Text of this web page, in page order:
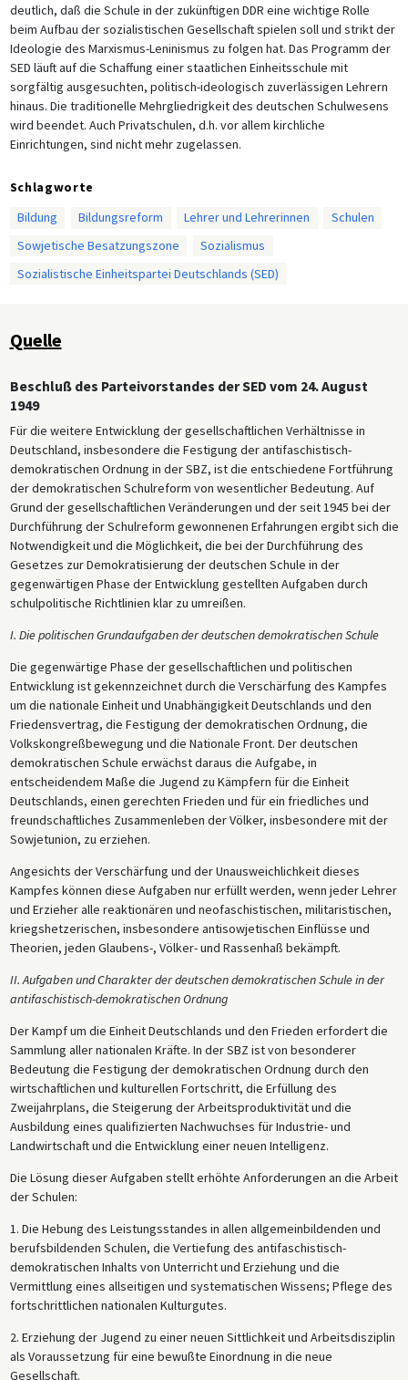
deutlich, daß die Schule in der zukünftigen DDR eine wichtige Rolle
beim Aufbau der sozialistischen Gesellschaft spielen soll und strikt der
Ideologie des Marxismus-Leninismus zu folgen hat. Das Programm der
SED läuft auf die Schaffung einer staatlichen Einheitsschule mit
sorgfältig ausgesuchten, politisch-ideologisch zuverlässigen Lehrern
hinaus. Die traditionelle Mehrgliedrigkeit des deutschen Schulwesens
wird beendet. Auch Privatschulen, d.h. vor allem kirchliche
Einrichtungen, sind nicht mehr zugelassen.
Schlagworte
Bildung
Bildungsreform Lehrer und Lehrerinnen
Schulen
Sowjetische Besatzungszone
Sozialismus
Sozialistische Einheitspartei Deutschlands (SED)
Quelle
Beschluß des Parteivorstandes der SED vom 24. August
1949
Für die weitere Entwicklung der gesellschaftlichen Verhältnisse in
Deutschland, insbesondere die Festigung der antifaschistisch-
demokratischen Ordnung in der SBZ, ist die entschiedene Fortführung
der demokratischen Schulreform von wesentlicher Bedeutung. Auf
Grund der gesellschaftlichen Veränderungen und der seit 1945 bei der
Durchführung der Schulreform gewonnenen Erfahrungen ergibt sich die
Notwendigkeit und die Möglichkeit, die bei der Durchführung des
Gesetzes zur Demokratisierung der deutschen Schule in der
gegenwärtigen Phase der Entwicklung gestellten Aufgaben durch
schulpolitische Richtlinien klar zu umreißen.
I. Die politischen Grundaufgaben der deutschen demokratischen Schule
Die gegenwärtige Phase der gesellschaftlichen und politischen
Entwicklung ist gekennzeichnet durch die Verschärfung des Kampfes
um die nationale Einheit und Unabhängigkeit Deutschlands und den
Friedensvertrag, die Festigung der demokratischen Ordnung, die
Volkskongreßbewegung und die Nationale Front. Der deutschen
demokratischen Schule erwächst daraus die Aufgabe, in
entscheidendem Maße die Jugend zu Kämpfern für die Einheit
Deutschlands, einen gerechten Frieden und für ein friedliches und
freundschaftliches Zusammenleben der Völker, insbesondere mit der
Sowjetunion, zu erziehen.
Angesichts der Verschärfung und der Unausweichlichkeit dieses
Kampfes können diese Aufgaben nur erfüllt werden, wenn jeder Lehrer
und Erzieher alle reaktionären und neofaschistischen, militaristischen,
kriegshetzerischen, insbesondere antisowjetischen Einflüsse und
Theorien, jeden Glaubens-, Völker- und Rassenhaß bekämpft.
II. Aufgaben und Charakter der deutschen demokratischen Schule in der
antifaschistisch-demokratischen Ordnung
Der Kampf um die Einheit Deutschlands und den Frieden erfordert die
Sammlung aller nationalen Kräfte. In der SBZ ist von besonderer
Bedeutung die Festigung der demokratischen Ordnung durch den
wirtschaftlichen und kulturellen Fortschritt, die Erfüllung des
Zweijahrplans, die Steigerung der Arbeitsproduktivität und die
Ausbildung eines qualifizierten Nachwuchses für Industrie- und
Landwirtschaft und die Entwicklung einer neuen Intelligenz.
Die Lösung dieser Aufgaben stellt erhöhte Anforderungen an die Arbeit
der Schulen:
1. Die Hebung des Leistungsstandes in allen allgemeinbildenden und
berufsbildenden Schulen, die Vertiefung des antifaschistisch-
demokratischen Inhalts von Unterricht und Erziehung und die
Vermittlung eines allseitigen und systematischen Wissens; Pflege des
fortschrittlichen nationalen Kulturgutes.
2. Erziehung der Jugend zu einer neuen Sittlichkeit und Arbeitsdisziplin
als Voraussetzung für eine bewußte Einordnung in die neue
Gesellschaft.